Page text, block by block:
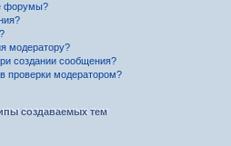
форумы?
модератору?
создании сообщения?
проверки модератором?
создаваемых тем